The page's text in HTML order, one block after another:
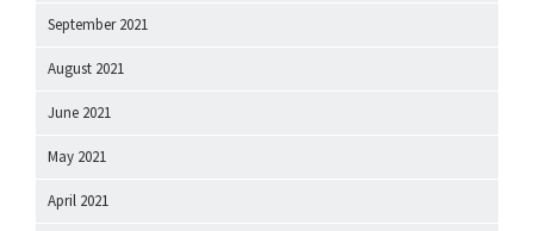
September 2021
August 2021
June 2021
May 2021
April 2021